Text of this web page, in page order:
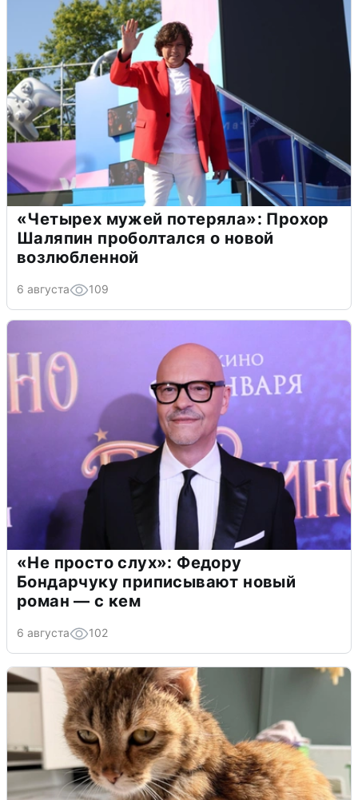
«Четырех мужей потеряла»: Прохор
Шаляпин проболтался о новой
возлюбленной
6 августа 109
«Не просто слух»: Федору
Бондарчуку приписывают новый
роман — с кем
6 августа 102